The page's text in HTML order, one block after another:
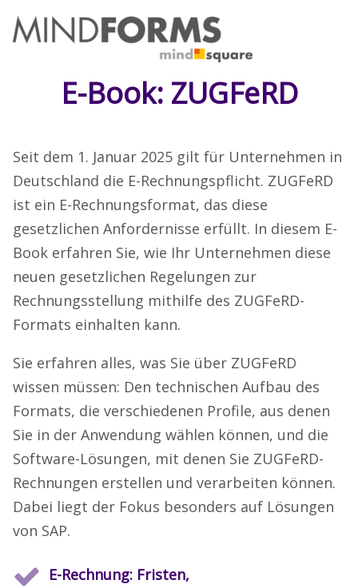
E-Book: ZUGFeRD
Seit dem 1. Januar 2025 gilt für Unternehmen in
Deutschland die E-Rechnungspflicht. ZUGFeRD
ist ein E-Rechnungsformat, das diese
gesetzlichen Anfordernisse erfüllt. In diesem E-
Book erfahren Sie, wie Ihr Unternehmen diese
neuen gesetzlichen Regelungen zur
Rechnungsstellung mithilfe des ZUGFeRD-
Formats einhalten kann.
Sie erfahren alles, was Sie über ZUGFeRD
wissen müssen: Den technischen Aufbau des
Formats, die verschiedenen Profile, aus denen
Sie in der Anwendung wählen können, und die
Software-Lösungen, mit denen Sie ZUGFeRD-
Rechnungen erstellen und verarbeiten können.
Dabei liegt der Fokus besonders auf Lösungen
von SAP.
E-Rechnung: Fristen,